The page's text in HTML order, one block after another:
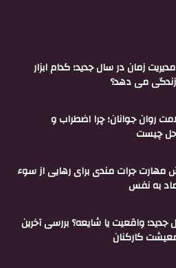
زمان در سال جدید؛ کدام ابزار
زندگی می دهد؟
روان جوانان؛ چرا اضطراب و
حل چیست
مهارت جرات مندی برای رهایی از سوء
به نفس
واقعیت یا شایعه؟ بررسی آخرین
کارکنان